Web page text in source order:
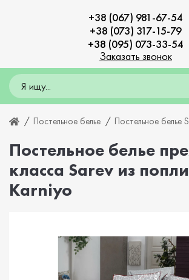
+38 (067) 981-67-54
+38 (073) 317-15-79
+38 (095) 073-33-54
Заказать звонок
Постельное белье Постельное белье
Постельное белье
класса Sarev из
Karniyo